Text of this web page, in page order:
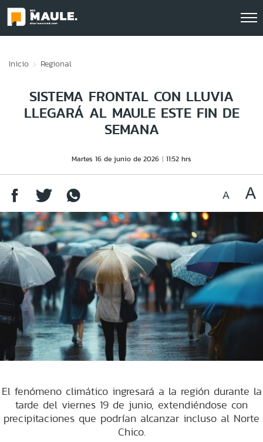
Inicio Regional
SISTEMA FRONTAL CON LLUVIA
LLEGARÁ AL MAULE ESTE FIN DE
SEMANA
Martes 16 de junio de 2026 11:52 hrs
El fenómeno climático ingresará a la región durante la
tarde del viernes 19 de junio, extendiéndose con
precipitaciones que podrían alcanzar incluso al Norte
Chico.